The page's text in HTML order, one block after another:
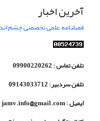
آخرین اخبار
فصلنامه علمی تخصصی چشم
تلفن تماس : 09900220262
تلفن سردبیر: 09143033712
ایمیل : jamv.info@gmail.com